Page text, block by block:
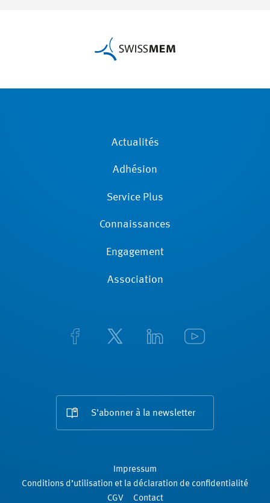
Actualités
Adhésion
Service Plus
Connaissances
Engagement
Association
S'abonner à la newsletter
Impressum
Conditions d’utilisation et la déclaration de confidentialité
CGV
Contact